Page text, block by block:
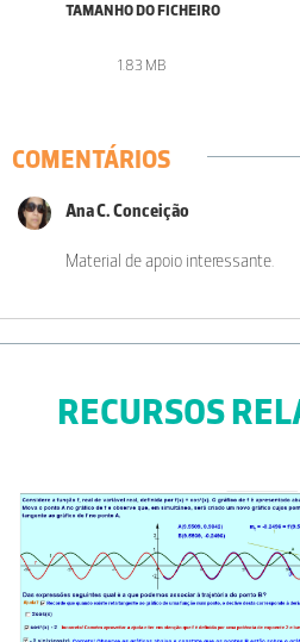
TAMANHO DO FICHEIRO
1.83 MB
COMENTÁRIOS
Ana C. Conceição
Material de apoio interessante.
RECURSOS